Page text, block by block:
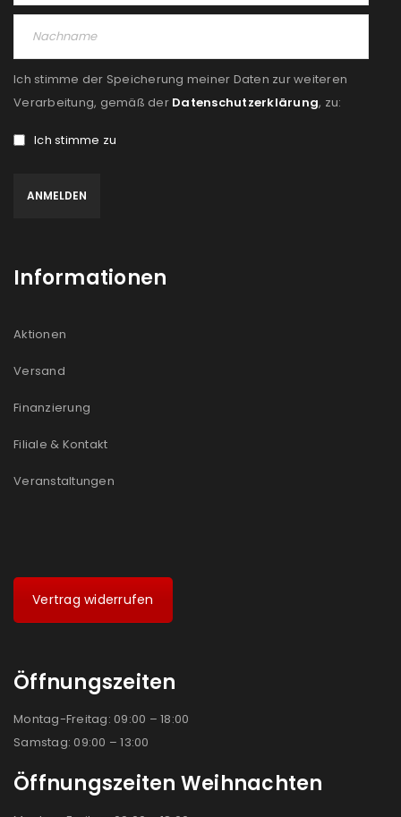
PASSWORT VERGESSEN?
REGISTRIEREN
Please select all the ways you would like to hear from
Ja, ich möchte ein Kundenkonto eröffnen und
Ich stimme der Speicherung meiner Daten zur weiteren
Verarbeitung, gemäß der Datenschutzerklärung, zu:
Ich stimme zu
Informationen
Aktionen
Versand
Finanzierung
Filiale & Kontakt
Veranstaltungen
Vertrag widerrufen
Öffnungszeiten
Montag-Freitag: 09:00 – 18:00
Samstag: 09:00 – 13:00
Öffnungszeiten Weihnachten